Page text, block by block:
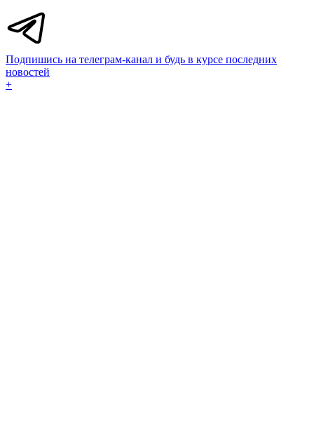
Подпишись на телеграм-канал и будь в курсе последних
новостей
+